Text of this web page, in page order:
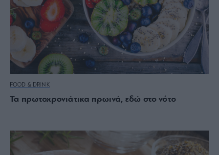
FOOD & DRINK
Τα πρωτοχρονιάτικα πρωινά, εδώ στο νότο